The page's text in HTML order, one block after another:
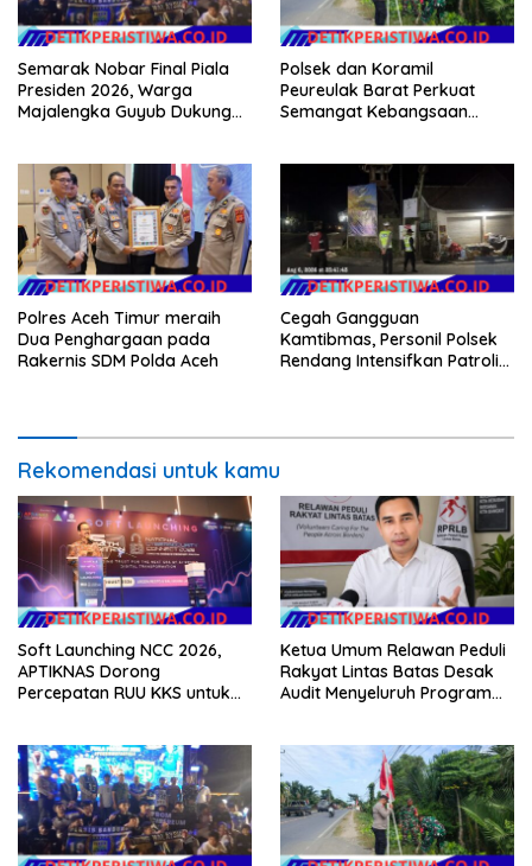
Semarak Nobar Final Piala
Presiden 2026, Warga
Majalengka Guyub Dukung
Polsek dan Koramil
Peureulak Barat Perkuat
Semangat Kebangsaan
Polres Aceh Timur meraih
Dua Penghargaan pada
Rakernis SDM Polda Aceh
Cegah Gangguan
Kamtibmas, Personil Polsek
Rendang Intensifkan Patroli
Rekomendasi untuk kamu
Soft Launching NCC 2026,
APTIKNAS Dorong
Percepatan RUU KKS untuk
Ketua Umum Relawan Peduli
Rakyat Lintas Batas Desak
Audit Menyeluruh Program
Kinerja Dinas Pertanian